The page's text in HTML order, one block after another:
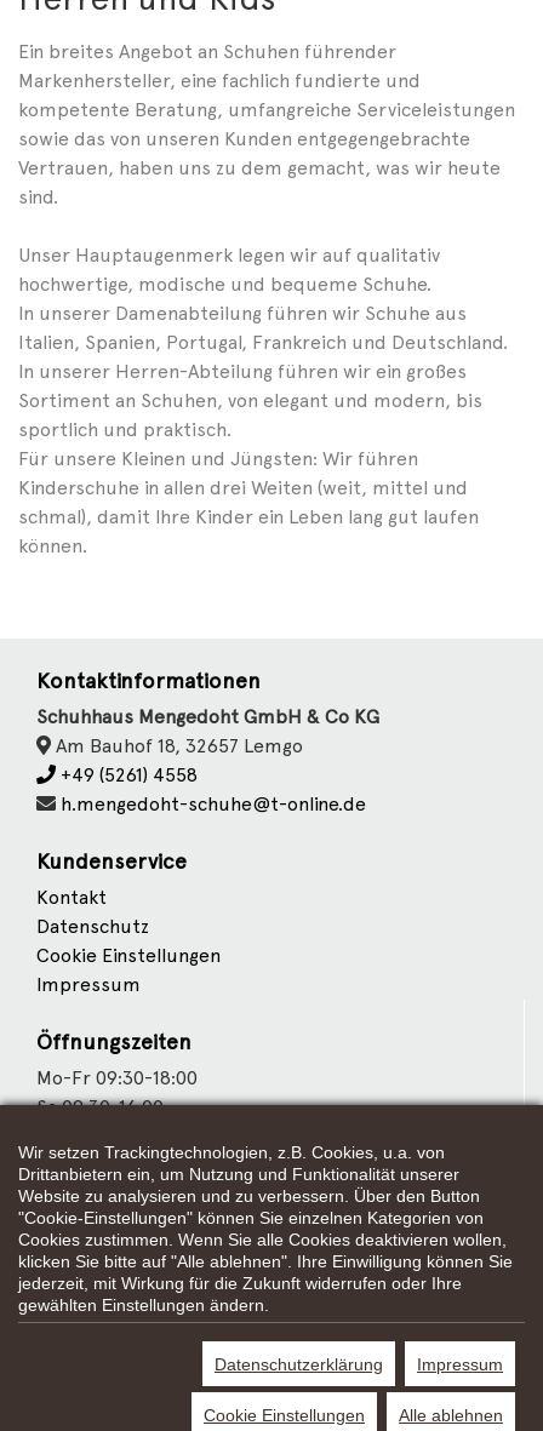
Ein breites Angebot an Schuhen führender
Markenhersteller, eine fachlich fundierte und
kompetente Beratung, umfangreiche Serviceleistungen
sowie das von unseren Kunden entgegengebrachte
Vertrauen, haben uns zu dem gemacht, was wir heute
sind.
Unser Hauptaugenmerk legen wir auf qualitativ
hochwertige, modische und bequeme Schuhe.
In unserer Damenabteilung führen wir Schuhe aus
Italien, Spanien, Portugal, Frankreich und Deutschland.
In unserer Herren-Abteilung führen wir ein großes
Sortiment an Schuhen, von elegant und modern, bis
sportlich und praktisch.
Für unsere Kleinen und Jüngsten: Wir führen
Kinderschuhe in allen drei Weiten (weit, mittel und
schmal), damit Ihre Kinder ein Leben lang gut laufen
können.
Kontaktinformationen
Schuhhaus Mengedoht GmbH & Co KG
Am Bauhof 18, 32657 Lemgo
+49 (5261) 4558
h.mengedoht-schuhe@t-online.de
Kundenservice
Kontakt
Datenschutz
Cookie Einstellungen
Impressum
Öffnungszeiten
Mo-Fr 09:30-18:00
Sa 09:30-16:00
Wir sind Partner von
Weitere Partner
*Alle Preisangaben gelten inklusive gesetzlichen MwSt. und bei
Selbstabholung.
Wir setzen Trackingtechnologien, z.B. Cookies, u.a. von
Drittanbietern ein, um Nutzung und Funktionalität unserer
Website zu analysieren und zu verbessern. Über den Button
"Cookie-Einstellungen" können Sie einzelnen Kategorien von
Cookies zustimmen. Wenn Sie alle Cookies deaktivieren wollen,
klicken Sie bitte auf "Alle ablehnen". Ihre Einwilligung können Sie
jederzeit, mit Wirkung für die Zukunft widerrufen oder Ihre
gewählten Einstellungen ändern.
Datenschutzerklärung Impressum
Cookie Einstellungen Alle ablehnen